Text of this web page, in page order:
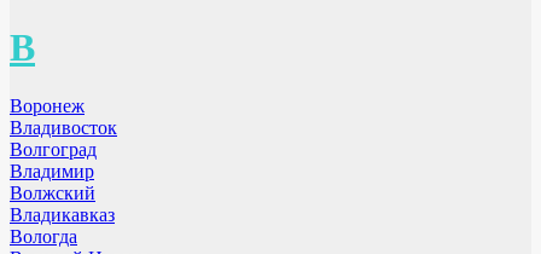
В
Воронеж
Владивосток
Волгоград
Владимир
Волжский
Владикавказ
Вологда